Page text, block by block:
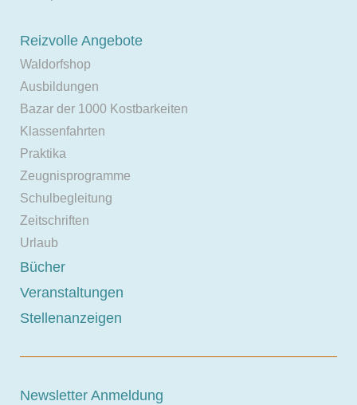
Reizvolle Angebote
Waldorfshop
Ausbildungen
Bazar der 1000 Kostbarkeiten
Klassenfahrten
Praktika
Zeugnisprogramme
Schulbegleitung
Zeitschriften
Urlaub
Bücher
Veranstaltungen
Stellenanzeigen
Newsletter Anmeldung